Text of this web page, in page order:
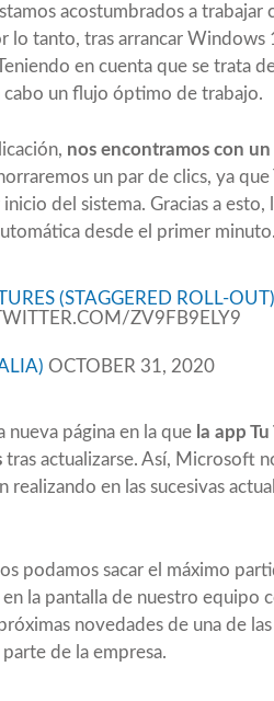
acostumbrados a trabajar
lo tanto, tras arrancar Windows
en cuenta que se trata
un flujo óptimo de trabajo.
nos encontramos con
un par de clics, ya que
del sistema. Gracias a esto,
desde el primer minuto.
(STAGGERED ROLL-
ZV9FB9ELY9
OCTOBER 31, 2020
nueva página en la que la app
tras actualizarse. Así, Microsoft
en las sucesivas
podamos sacar el máximo
la pantalla de nuestro equipo
novedades de una de las
de la empresa.